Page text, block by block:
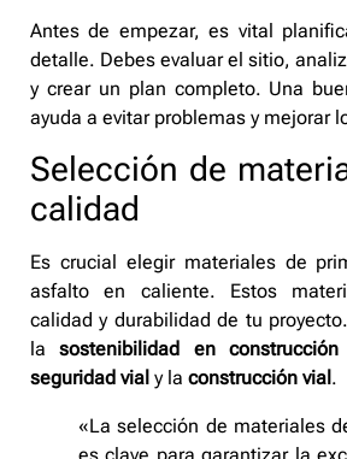
Antes de empezar, es vital
detalle. Debes evaluar el sitio,
y crear un plan completo. Una
ayuda a evitar problemas y mejorar
Selección de
calidad
Es crucial elegir materiales de
asfalto en caliente. Estos
calidad y durabilidad de tu
lasostenibilidad en
seguridad vial y la construcción vial .
«La selección de materiales